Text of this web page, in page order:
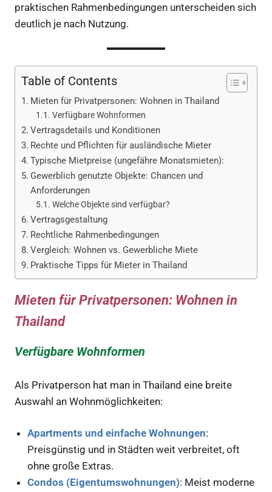
praktischen Rahmenbedingungen unterscheiden sich
deutlich je nach Nutzung.
Table of Contents
Mieten für Privatpersonen: Wohnen in Thailand
Verfügbare Wohnformen
Vertragsdetails und Konditionen
Rechte und Pflichten für ausländische Mieter
Typische Mietpreise (ungefähre Monatsmieten):
Gewerblich genutzte Objekte: Chancen und
Anforderungen
Welche Objekte sind verfügbar?
Vertragsgestaltung
Rechtliche Rahmenbedingungen
Vergleich: Wohnen vs. Gewerbliche Miete
Praktische Tipps für Mieter in Thailand
Mieten für Privatpersonen: Wohnen in
Thailand
Verfügbare Wohnformen
Als Privatperson hat man in Thailand eine breite
Auswahl an Wohnmöglichkeiten:
Apartments und einfache Wohnungen:
Preisgünstig und in Städten weit verbreitet, oft
ohne große Extras.
Condos (Eigentumswohnungen): Meist moderne